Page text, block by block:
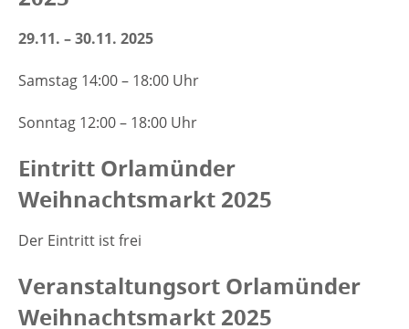
29.11. – 30.11. 2025
Samstag 14:00 – 18:00 Uhr
Sonntag 12:00 – 18:00 Uhr
Eintritt Orlamünder
Weihnachtsmarkt 2025
Der Eintritt ist frei
Veranstaltungsort Orlamünder
Weihnachtsmarkt 2025